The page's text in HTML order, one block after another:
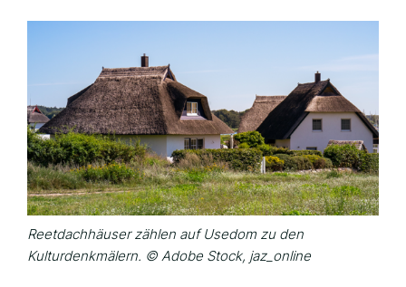
Reetdachhäuser zählen auf Usedom zu den
Kulturdenkmälern. © Adobe Stock, jaz_online